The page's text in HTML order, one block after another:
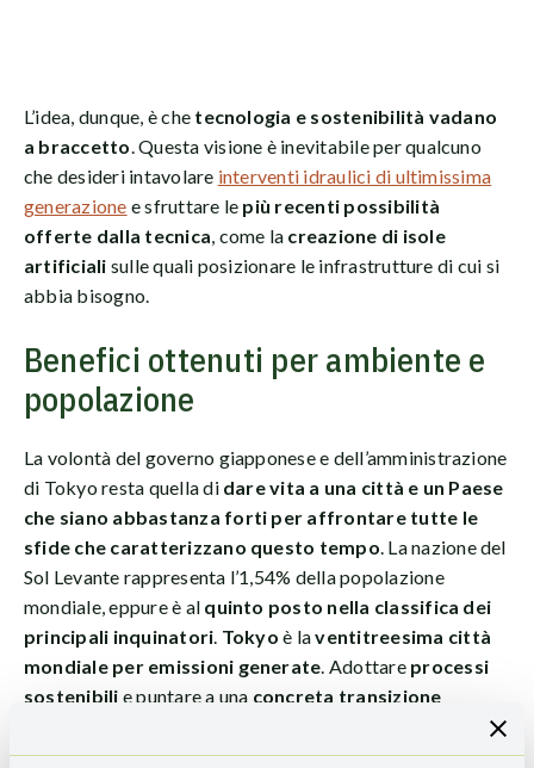
L’idea, dunque, è che tecnologia e sostenibilità vadano
a braccetto . Questa visione è inevitabile per qualcuno
che desideri intavolare interventi idraulici di ultimissima
generazione e sfruttare le più recenti possibilità
offerte dalla tecnica , come la creazione di isole
artificiali sulle quali posizionare le infrastrutture di cui si
abbia bisogno.
Benefici ottenuti per ambiente e
popolazione
La volontà del governo giapponese e dell’amministrazione
di Tokyo resta quella di dare vita a una città e un Paese
che siano abbastanza forti per affrontare tutte le
sfide che caratterizzano questo tempo . La nazione del
Sol Levante rappresenta l’1,54% della popolazione
mondiale, eppure è al quinto posto nella classifica dei
principali inquinatori Tokyo è laventitreesima città
mondiale per emissioni generate . Adottare processi
sostenibili e puntare a una concreta transizione
Soltanto in questa maniera si otterrannobenefici